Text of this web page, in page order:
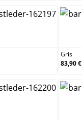
Gris
83,90 €